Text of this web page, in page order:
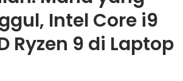
Intel Core i9
Ryzen 9 di Laptop